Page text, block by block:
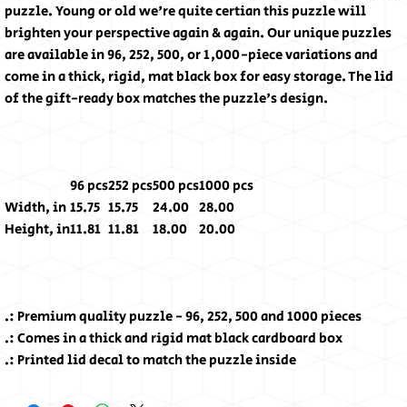
puzzle. Young or old we're quite certian this puzzle will
brighten your perspective again & again. Our unique puzzles
are available in 96, 252, 500, or 1,000-piece variations and
come in a thick, rigid, mat black box for easy storage. The lid
of the gift-ready box matches the puzzle's design.
96 pcs252 pcs500 pcs1000 pcs
Width, in15.75 15.75 24.00 28.00
Height, in11.81 11.81 18.00 20.00
.: Premium quality puzzle - 96, 252, 500 and 1000 pieces
.: Comes in a thick and rigid mat black cardboard box
.: Printed lid decal to match the puzzle inside